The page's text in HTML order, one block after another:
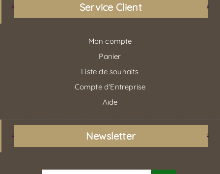
Service Client
Mon compte
Panier
Liste de souhaits
Compte d'Entreprise
Aide
Newsletter